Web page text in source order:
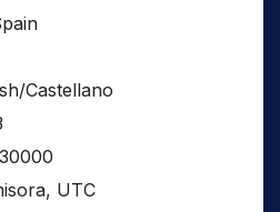
Castellano
UTC